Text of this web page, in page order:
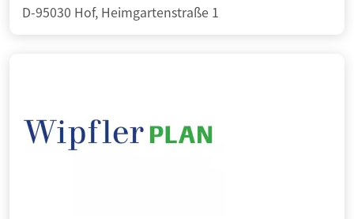
D-95030 Hof, Heimgartenstraße 1